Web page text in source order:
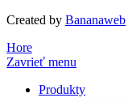
Created by Bananaweb
Hore
Zavrieť menu
Produkty